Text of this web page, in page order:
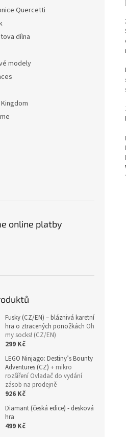
Quercetti
dílna
modely
online platby
Fusky (CZ/EN) – bláznivá karetní
hra o ztracených ponožkách Oh
my socks! (CZ/EN)
299 Kč
LEGO Ninjago: Destiny’s Bounty
Adventures (CZ) + mikro
rozšíření Ovladač do vydání
zásob na prodejně
926 Kč
Diamant (česká edice) - desková
hra
499 Kč